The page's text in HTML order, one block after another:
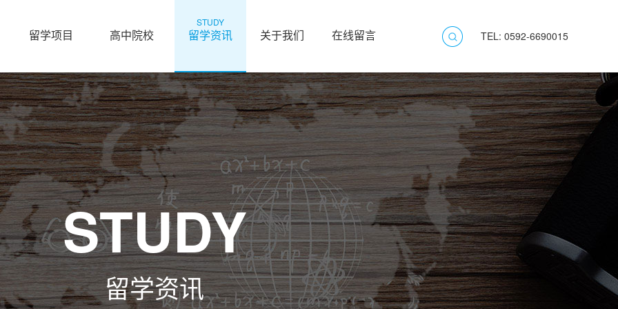
TEL: 0592-6690015
留学项目 高中院校
STUDY
留学资讯 关于我们 在线留言
STUDY
留学资讯